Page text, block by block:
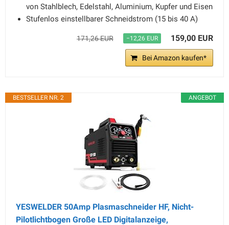
von Stahlblech, Edelstahl, Aluminium, Kupfer und Eisen
Stufenlos einstellbarer Schneidstrom (15 bis 40 A)
171,26 EUR −12,26 EUR 159,00 EUR
Bei Amazon kaufen*
ANGEBOT
BESTSELLER NR. 2
YESWELDER 50Amp Plasmaschneider HF, Nicht-
Pilotlichtbogen Große LED Digitalanzeige,